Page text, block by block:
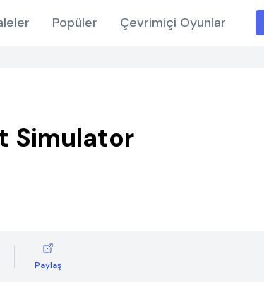
Popüler Çevrimiçi Oyunlar
Simulator
Paylaş